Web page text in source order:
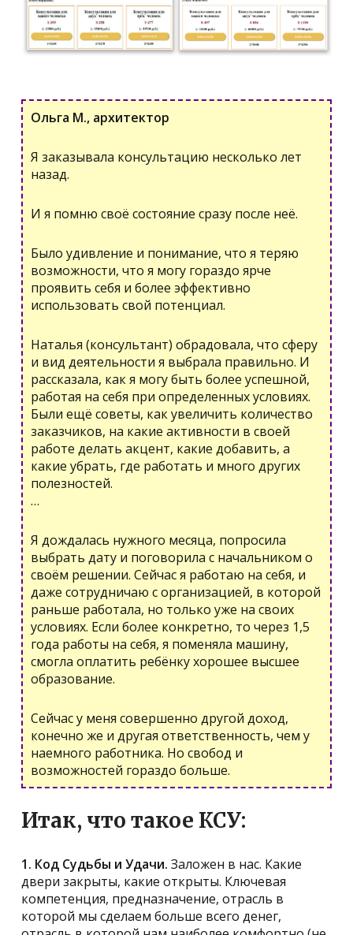
Ольга М., архитектор
Я заказывала консультацию несколько лет
назад.
И я помню своё состояние сразу после неё.
Было удивление и понимание, что я теряю
возможности, что я могу гораздо ярче
проявить себя и более эффективно
использовать свой потенциал.
Наталья (консультант) обрадовала, что сферу
и вид деятельности я выбрала правильно. И
рассказала, как я могу быть более успешной,
работая на себя при определенных условиях.
Были ещё советы, как увеличить количество
заказчиков, на какие активности в своей
работе делать акцент, какие добавить, а
какие убрать, где работать и много других
полезностей.
…
Я дождалась нужного месяца, попросила
выбрать дату и поговорила с начальником о
своём решении. Сейчас я работаю на себя, и
даже сотрудничаю с организацией, в которой
раньше работала, но только уже на своих
условиях. Если более конкретно, то через 1,5
года работы на себя, я поменяла машину,
смогла оплатить ребёнку хорошее высшее
образование.
Сейчас у меня совершенно другой доход,
конечно же и другая ответственность, чем у
наемного работника. Но свобод и
возможностей гораздо больше.
Итак, что такое КСУ:
1. Код Судьбы и Удачи. Заложен в нас. Какие
двери закрыты, какие открыты. Ключевая
компетенция, предназначение, отрасль в
которой мы сделаем больше всего денег,